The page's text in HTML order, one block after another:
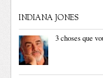
INDIANA JONES
3 choses que